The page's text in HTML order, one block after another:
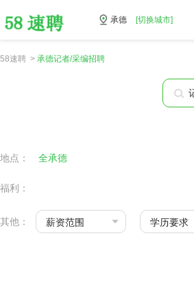
承德 [切换城市]
58速聘 > 承德记者/采编招聘
地点： 全承德
福利：
其他： 薪资范围 学历要求